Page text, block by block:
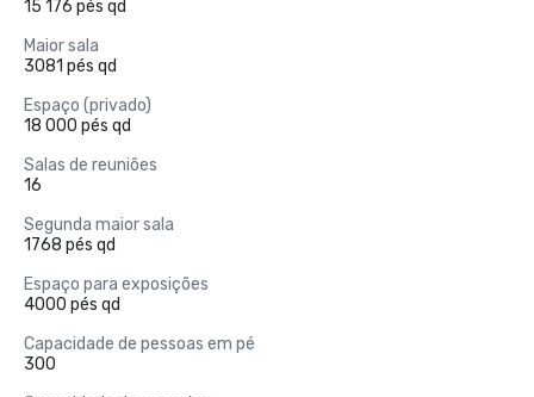
15 176 pés qd
Maior sala
3081 pés qd
Espaço (privado)
18 000 pés qd
Salas de reuniões
16
Segunda maior sala
1768 pés qd
Espaço para exposições
4000 pés qd
Capacidade de pessoas em pé
300